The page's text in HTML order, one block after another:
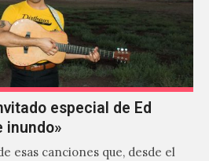
especial de Ed
inundo»
esas canciones que, desde el